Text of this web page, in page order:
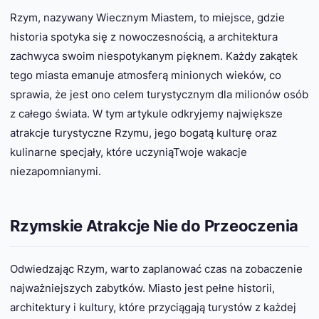
Rzym, nazywany Wiecznym Miastem, to miejsce, gdzie
historia spotyka się z nowoczesnością, a architektura
zachwyca swoim niespotykanym pięknem. Każdy zakątek
tego miasta emanuje atmosferą minionych wieków, co
sprawia, że jest ono celem turystycznym dla milionów osób
z całego świata. W tym artykule odkryjemy największe
atrakcje turystyczne Rzymu, jego bogatą kulturę oraz
kulinarne specjały, które uczyniąTwoje wakacje
niezapomnianymi.
Rzymskie Atrakcje Nie do Przeoczenia
Odwiedzając Rzym, warto zaplanować czas na zobaczenie
najważniejszych zabytków. Miasto jest pełne historii,
architektury i kultury, które przyciągają turystów z każdej